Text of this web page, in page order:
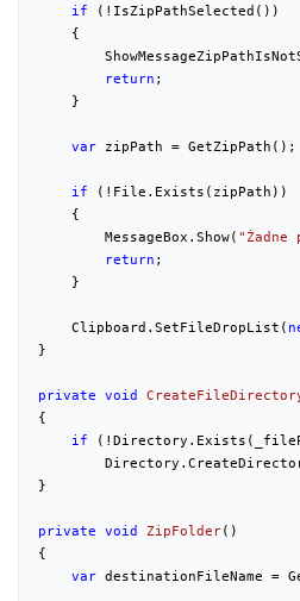
if (!IsZipPathSelected())
    {
return ;
    }
var zipPath = GetZipPath();
if (!File.Exists(zipPath))
    {
        MessageBox.Show(
"Żadne
return ;
    }
    Clipboard.SetFileDropList(
}
private void
{
if
}
private void ZipFolder(
{
var destinationFileName =